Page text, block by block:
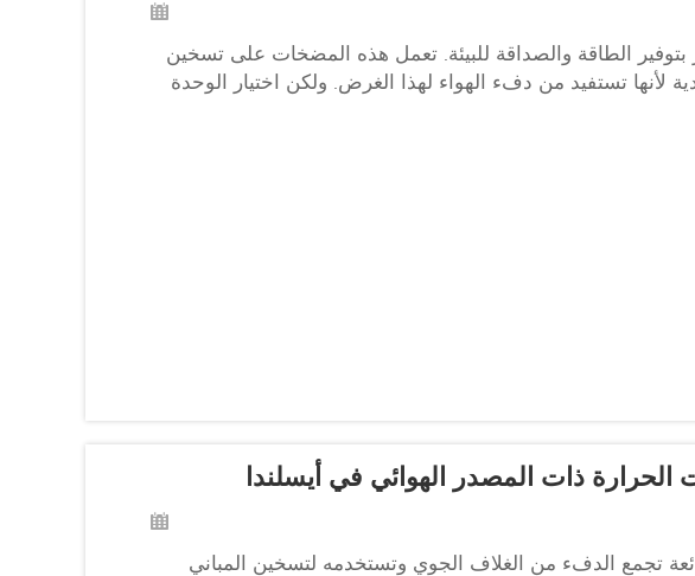
بتوفير الطاقة والصداقة للبيئة. تعمل هذه المضخات على تسخين
لأنها تستفيد من دفء الهواء لهذا الغرض. ولكن اختيار الوحدة
تجمع الدفء من الغلاف الجوي وتستخدمه لتسخين المباني